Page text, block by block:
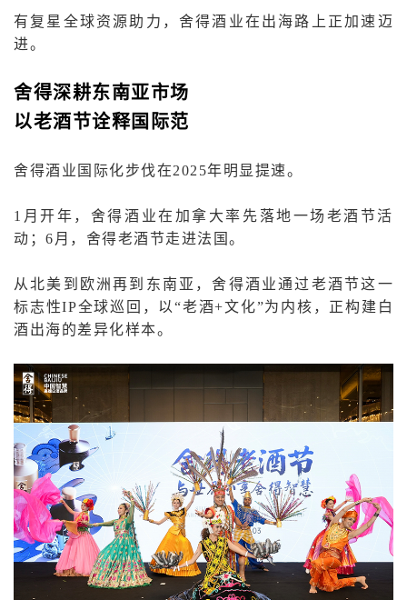
有复星全球资源助力，舍得酒业在出海路上正加速迈
进。
舍得深耕东南亚市场
以老酒节诠释国际范
舍得酒业国际化步伐在2025年明显提速。
1月开年，舍得酒业在加拿大率先落地一场老酒节活
动；6月，舍得老酒节走进法国。
从北美到欧洲再到东南亚，舍得酒业通过老酒节这一
标志性IP全球巡回，以“老酒+文化”为内核，正构建白
酒出海的差异化样本。